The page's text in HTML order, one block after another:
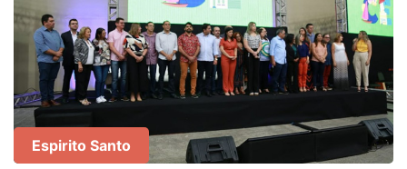
Espirito Santo